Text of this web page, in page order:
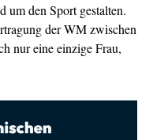
um den Sport gestalten.
der WM zwischen
nur eine einzige Frau,